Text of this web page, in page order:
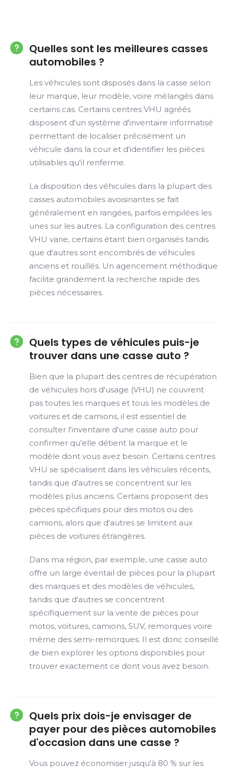
Quelles sont les meilleures casses
automobiles ?
Les véhicules sont disposés dans la casse selon
leur marque, leur modèle, voire mélangés dans
certains cas. Certains centres VHU agréés
disposent d'un système d'inventaire informatisé
permettant de localiser précisément un
véhicule dans la cour et d'identifier les pièces
utilisables qu'il renferme.
La disposition des véhicules dans la plupart des
casses automobiles avoisinantes se fait
généralement en rangées, parfois empilées les
unes sur les autres. La configuration des centres
VHU varie, certains étant bien organisés tandis
que d'autres sont encombrés de véhicules
anciens et rouillés. Un agencement méthodique
facilite grandement la recherche rapide des
pièces nécessaires.
Quels types de véhicules puis-je
trouver dans une casse auto ?
Bien que la plupart des centres de récupération
de véhicules hors d'usage (VHU) ne couvrent
pas toutes les marques et tous les modèles de
voitures et de camions, il est essentiel de
consulter l'inventaire d'une casse auto pour
confirmer qu'elle détient la marque et le
modèle dont vous avez besoin. Certains centres
VHU se spécialisent dans les véhicules récents,
tandis que d'autres se concentrent sur les
modèles plus anciens. Certains proposent des
pièces spécifiques pour des motos ou des
camions, alors que d'autres se limitent aux
pièces de voitures étrangères.
Dans ma région, par exemple, une casse auto
offre un large éventail de pièces pour la plupart
des marques et des modèles de véhicules,
tandis que d'autres se concentrent
spécifiquement sur la vente de pièces pour
motos, voitures, camions, SUV, remorques voire
même des semi-remorques. Il est donc conseillé
de bien explorer les options disponibles pour
trouver exactement ce dont vous avez besoin.
Quels prix dois-je envisager de
payer pour des pièces automobiles
d'occasion dans une casse ?
Vous pouvez économiser jusqu'à 80 % sur les